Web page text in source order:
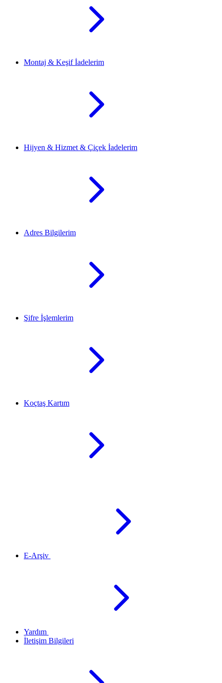
Montaj & Keşif İadelerim
Hijyen & Hizmet & Çiçek İadelerim
Adres Bilgilerim
Şifre İşlemlerim
Koçtaş Kartım
E-Arşiv
Yardım
İletişim Bilgileri